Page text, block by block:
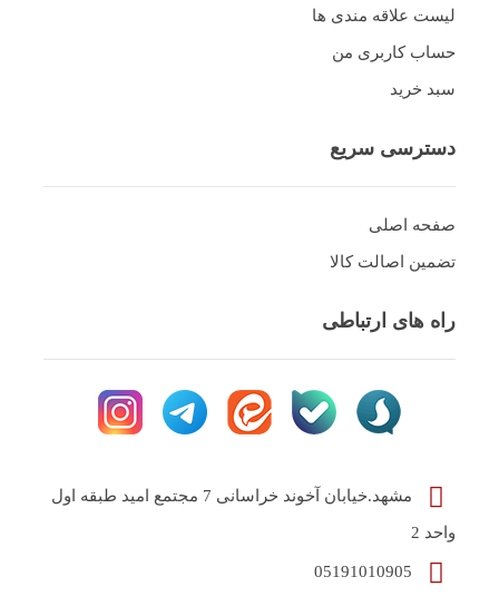
لیست علاقه مندی ها
حساب کاربری من
سبد خرید
دسترسی سریع
صفحه اصلی
تضمین اصالت کالا
راه های ارتباطی
مشهد.خیابان آخوند خراسانی 7 مجتمع امید طبقه اول
واحد 2